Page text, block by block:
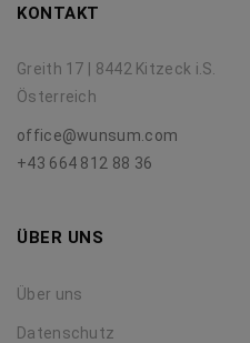
KONTAKT
Greith 17 | 8442 Kitzeck i.S.
Österreich
office@wunsum.com
+43 664 812 88 36
ÜBER UNS
Über uns
Datenschutz